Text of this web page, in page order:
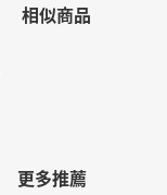
相似商品
更多推薦